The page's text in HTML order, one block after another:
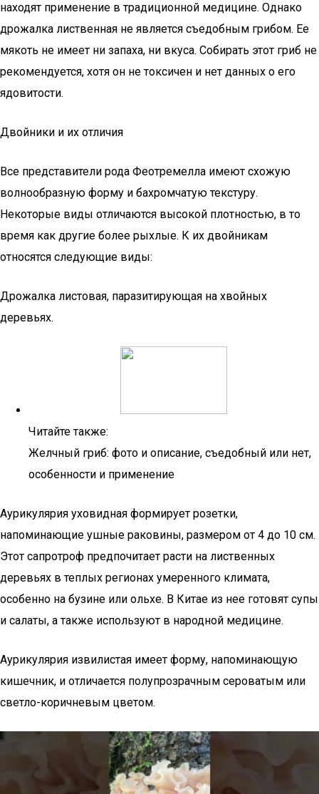
находят применение в традиционной медицине. Однако
дрожалка лиственная не является съедобным грибом. Ее
мякоть не имеет ни запаха, ни вкуса. Собирать этот гриб не
рекомендуется, хотя он не токсичен и нет данных о его
ядовитости.
Двойники и их отличия
Все представители рода Феотремелла имеют схожую
волнообразную форму и бахромчатую текстуру.
Некоторые виды отличаются высокой плотностью, в то
время как другие более рыхлые. К их двойникам
относятся следующие виды:
Дрожалка листовая, паразитирующая на хвойных
деревьях.
Читайте также:
Желчный гриб: фото и описание, съедобный или нет,
особенности и применение
Аурикулярия уховидная формирует розетки,
напоминающие ушные раковины, размером от 4 до 10 см.
Этот сапротроф предпочитает расти на лиственных
деревьях в теплых регионах умеренного климата,
особенно на бузине или ольхе. В Китае из нее готовят супы
и салаты, а также используют в народной медицине.
Аурикулярия извилистая имеет форму, напоминающую
кишечник, и отличается полупрозрачным сероватым или
светло-коричневым цветом.